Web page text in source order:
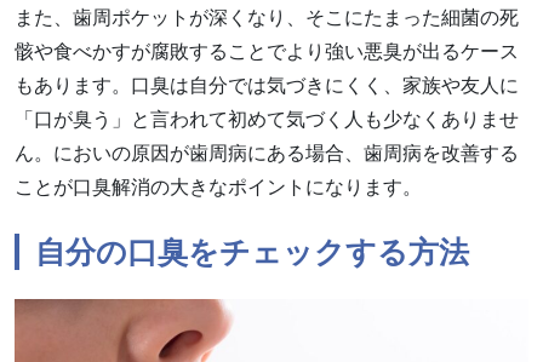
また、歯周ポケットが深くなり、そこにたまった細菌の死
骸や食べかすが腐敗することでより強い悪臭が出るケース
もあります。口臭は自分では気づきにくく、家族や友人に
「口が臭う」と言われて初めて気づく人も少なくありませ
ん。においの原因が歯周病にある場合、歯周病を改善する
ことが口臭解消の大きなポイントになります。
自分の口臭をチェックする方法